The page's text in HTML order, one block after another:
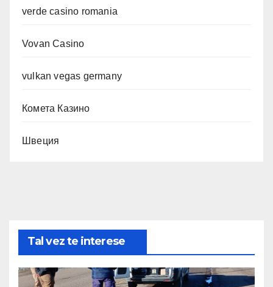
verde casino romania
Vovan Casino
vulkan vegas germany
Комета Казино
Швеция
Tal vez te interese